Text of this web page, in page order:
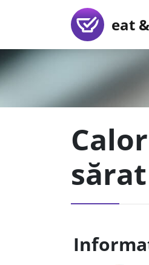
eat
sărat